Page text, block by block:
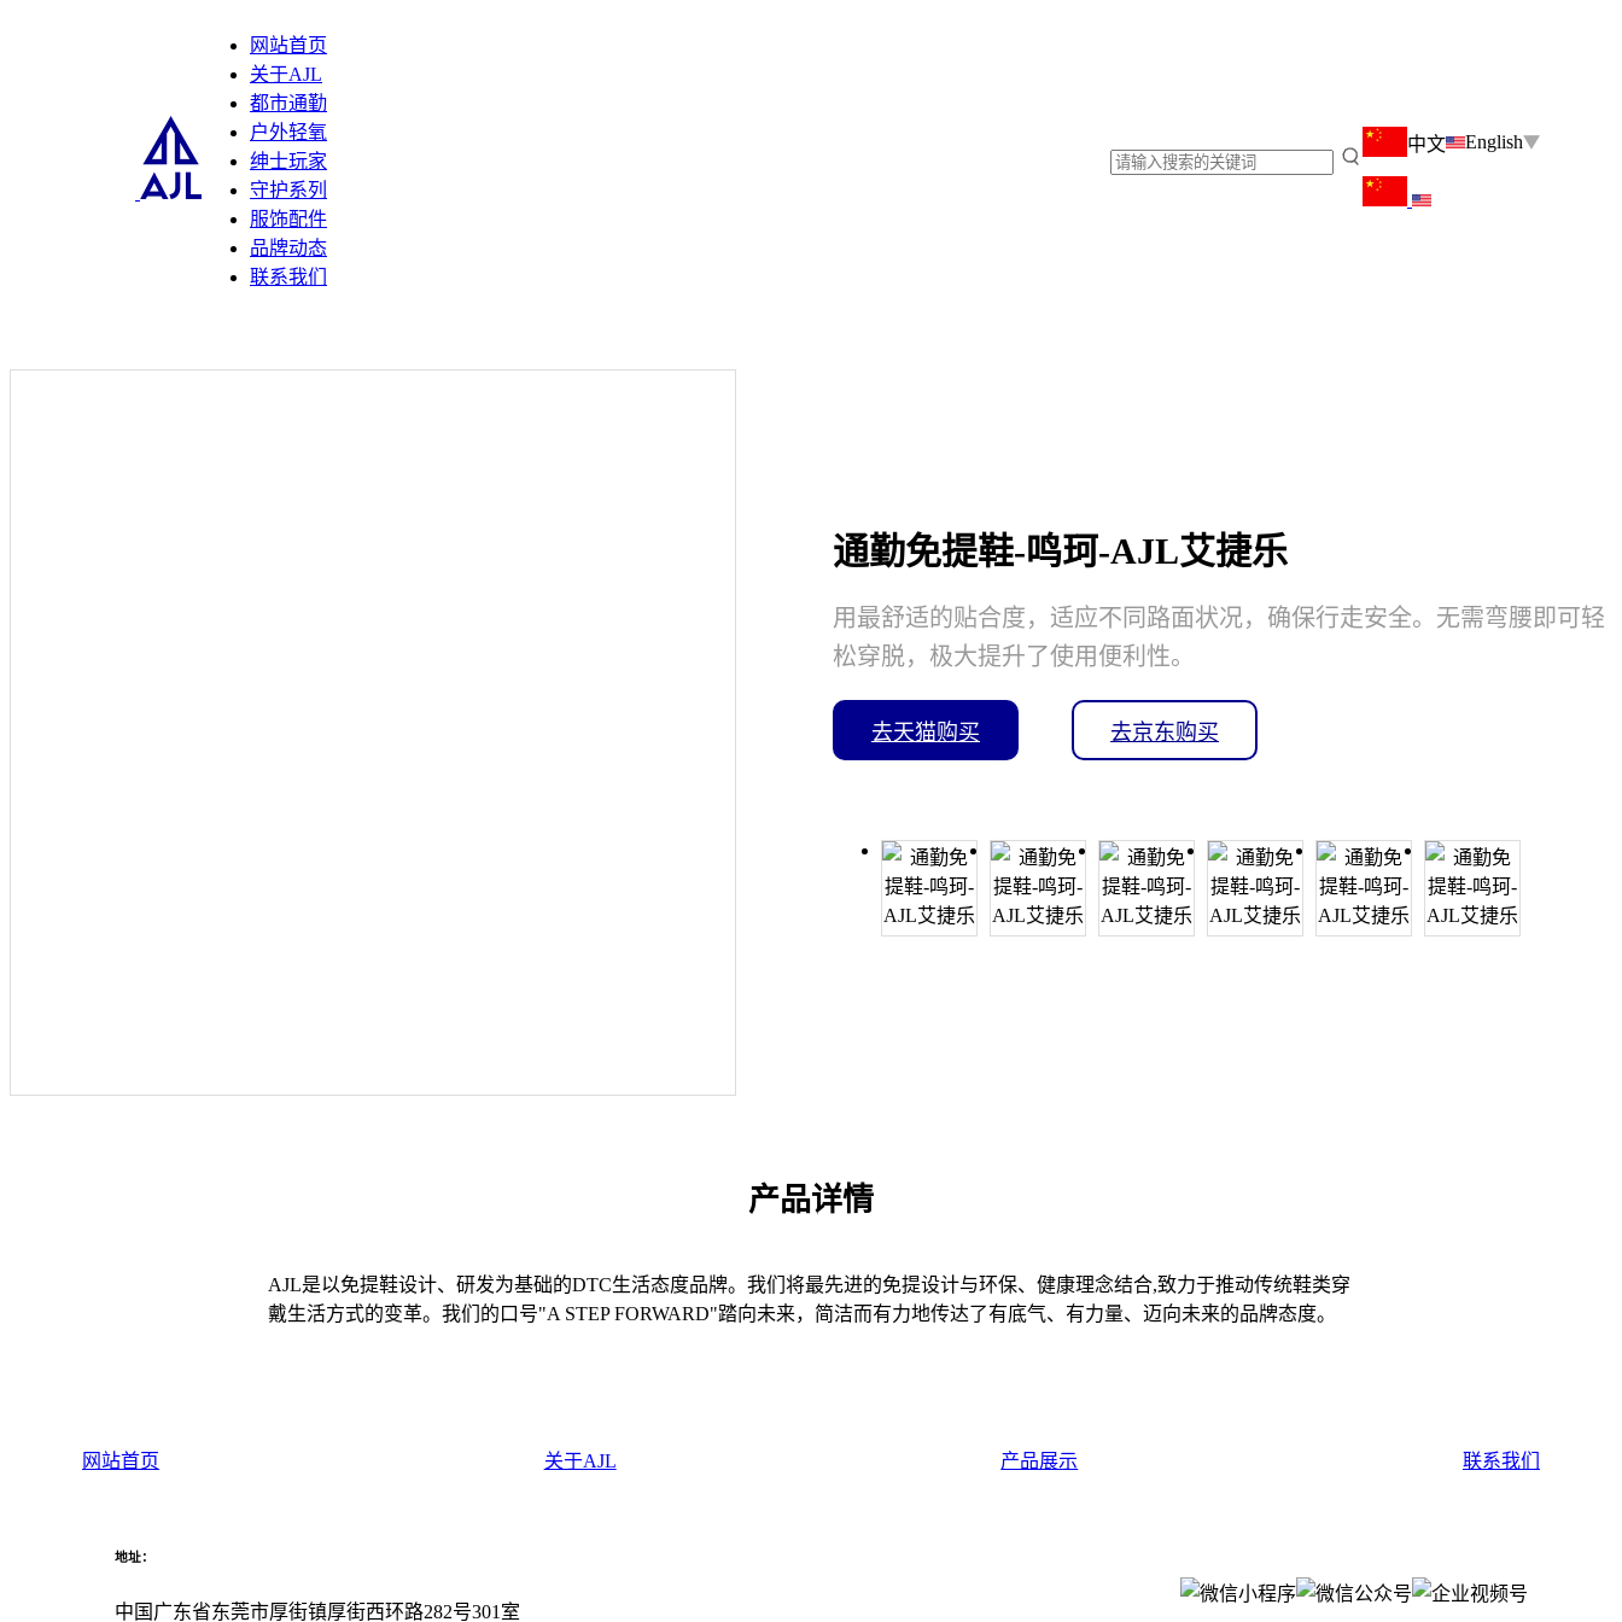
网站首页
关于AJL
都市通勤
户外轻氧
绅士玩家
守护系列
服饰配件
品牌动态
联系我们
中文 English
通勤免提鞋-鸣珂-AJL艾捷乐
用最舒适的贴合度，适应不同路面状况，确保行走安全。无需弯腰即可轻
松穿脱，极大提升了使用便利性。
去天猫购买 去京东购买
产品详情
AJL是以免提鞋设计、研发为基础的DTC生活态度品牌。我们将最先进的免提设计与环保、健康理念结合,致力于推动传统鞋类穿
戴生活方式的变革。我们的口号"A STEP FORWARD"踏向未来，简洁而有力地传达了有底气、有力量、迈向未来的品牌态度。
网站首页 关于AJL 产品展示 联系我们
地址：
中国广东省东莞市厚街镇厚街西环路282号301室